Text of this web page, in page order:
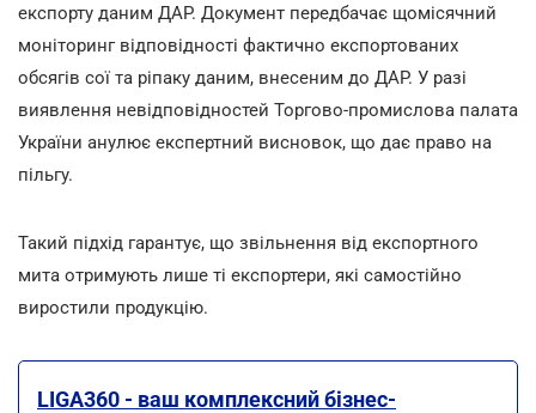
експорту даним ДАР. Документ передбачає щомісячний
моніторинг відповідності фактично експортованих
обсягів сої та ріпаку даним, внесеним до ДАР. У разі
виявлення невідповідностей Торгово-промислова палата
України анулює експертний висновок, що дає право на
пільгу.
Такий підхід гарантує, що звільнення від експортного
мита отримують лише ті експортери, які самостійно
виростили продукцію.
LIGA360 - ваш комплексний бізнес-